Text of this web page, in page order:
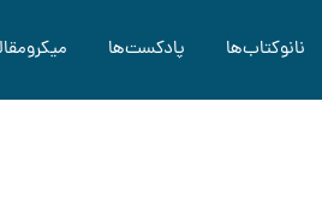
نانوکتاب‌ها پادکست‌ها